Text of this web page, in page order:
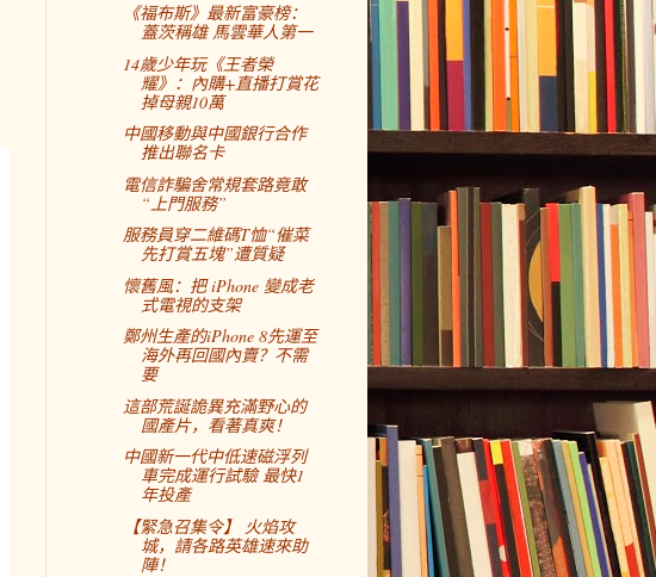
《福布斯》最新富豪榜：
蓋茨稱雄 馬雲華人第一
14歲少年玩《王者榮
耀》：內購+直播打賞花
掉母親10萬
中國移動與中國銀行合作
推出聯名卡
電信詐騙舍常規套路竟敢
“上門服務”
服務員穿二維碼T恤“催菜
先打賞五塊”遭質疑
懷舊風：把 iPhone 變成老
式電視的支架
鄭州生產的iPhone 8先運至
海外再回國內賣？不需
要
這部荒誕詭異充滿野心的
國產片，看著真爽！
中國新一代中低速磁浮列
車完成運行試驗 最快1
年投產
【緊急召集令】 火焰攻
城，請各路英雄速來助
陣！